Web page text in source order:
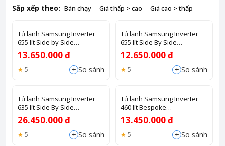
Sắp xếp theo: Bán chạy Giá thấp > cao Giá cao > thấp
Tủ lạnh Samsung Inverter
655 lít Side by Side
RS62R5001B4/SV
13.650.000 đ
5 + So sánh
Tủ lạnh Samsung Inverter
655 lít Side By Side
RS62R5001M9/SV
12.650.000 đ
5 + So sánh
Tủ lạnh Samsung Inverter
635 lít Side By Side
RS64R53012C/SV
26.450.000 đ
5 + So sánh
Tủ lạnh Samsung Inverter
460 lít Bespoke
RT47CB66868ASV
13.450.000 đ
5 + So sánh